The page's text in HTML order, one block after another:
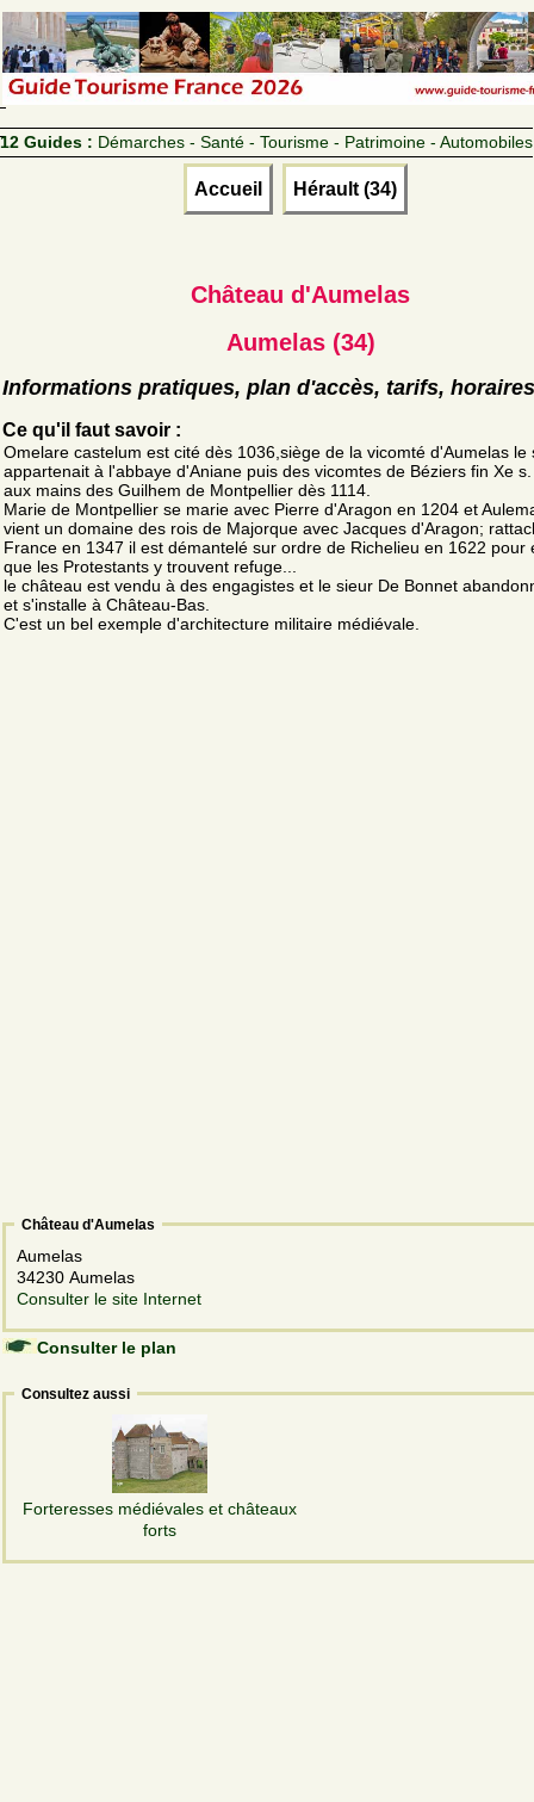
12 Guides : Démarches - Santé - Tourisme - Patrimoine - Automobiles
Accueil Hérault (34)
Château d'Aumelas
Aumelas (34)
Informations pratiques, plan d'accès, tarifs, horaires
Ce qu'il faut savoir :
Omelare castelum est cité dès 1036,siège de la vicomté d'Aumelas le
appartenait à l'abbaye d'Aniane puis des vicomtes de Béziers fin Xe
aux mains des Guilhem de Montpellier dès 1114.
Marie de Montpellier se marie avec Pierre d'Aragon en 1204 et
vient un domaine des rois de Majorque avec Jacques d'Aragon;
France en 1347 il est démantelé sur ordre de Richelieu en 1622 pour
que les Protestants y trouvent refuge...
le château est vendu à des engagistes et le sieur De Bonnet
et s'installe à Château-Bas.
C'est un bel exemple d'architecture militaire médiévale.
Château d'Aumelas
Aumelas
34230 Aumelas
Consulter le site Internet
Consulter le plan
Consultez aussi
Forteresses médiévales et châteaux
forts